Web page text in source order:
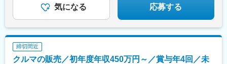
駅、倉見駅、港南台駅、湘南深沢駅、矢部駅、センター南駅、寒
岐南駅、細畑駅、土岐市駅、美濃川合駅、豊春駅、焼津駅、東静
岡駅、高塚駅、天竜川駅、積志駅、ジヤトコ前駅、新浜松駅、中
島駅(愛知県)、喜多山駅(愛知県)、牛山駅、三河鹿島駅、稲沢駅、
気になる 応募する
締切間近
クルマの販売／初年度年収450万円～／賞与年4回／未